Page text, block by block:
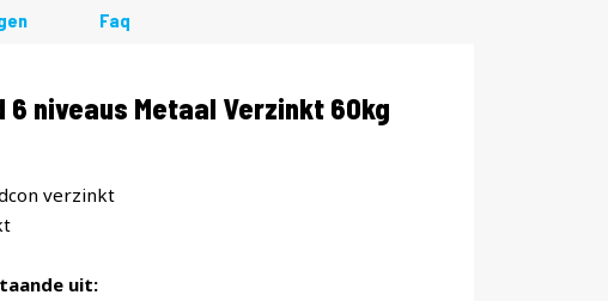
niveaus Metaal Verzinkt 60kg
verzinkt
uit:
Faq